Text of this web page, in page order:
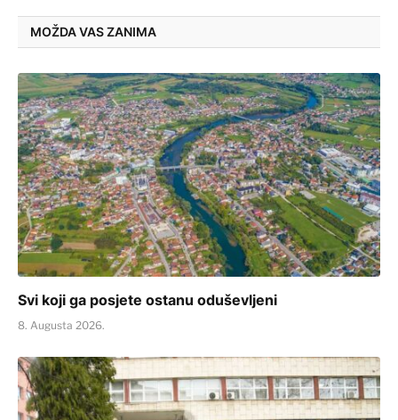
MOŽDA VAS ZANIMA
Svi koji ga posjete ostanu oduševljeni
8. Augusta 2026.